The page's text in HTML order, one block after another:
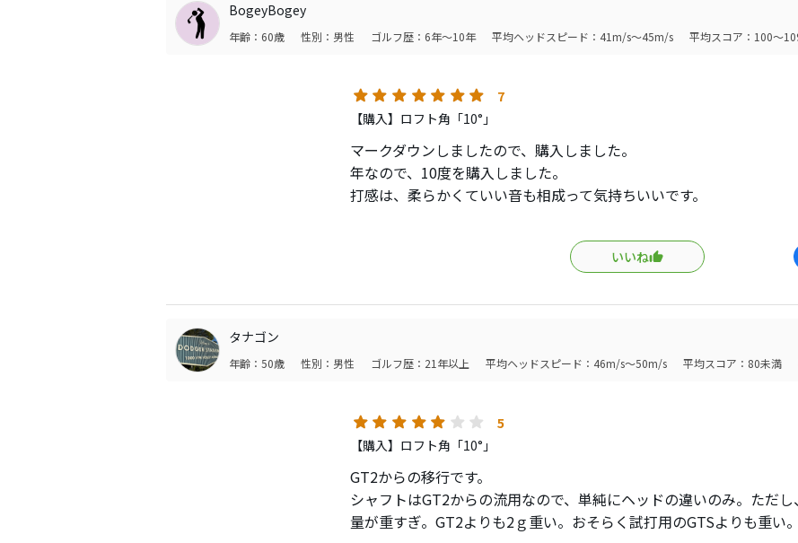
BogeyBogey
年齢：60歳 性別：男性 ゴルフ歴：6年～10年 平均ヘッドスピード：41m/s～45m/s 平均スコア：100～
7
【購入】ロフト角「10°」
マークダウンしましたので、購入しました。
年なので、10度を購入しました。
打感は、柔らかくていい音も相成って気持ちいいです。
これからいい季節なので、どんどん振っていこうと思います。
いいね
タナゴン
年齢：50歳 性別：男性 ゴルフ歴：21年以上 平均ヘッドスピード：46m/s～50m/s 平均スコア：80未満
5
【購入】ロフト角「10°」
GT2からの移行です。
シャフトはGT2からの流用なので、単純にヘッドの違いのみ。ただ
量が重すぎ。GT2よりも2ｇ重い。おそらく試打用のGTSよりも重い